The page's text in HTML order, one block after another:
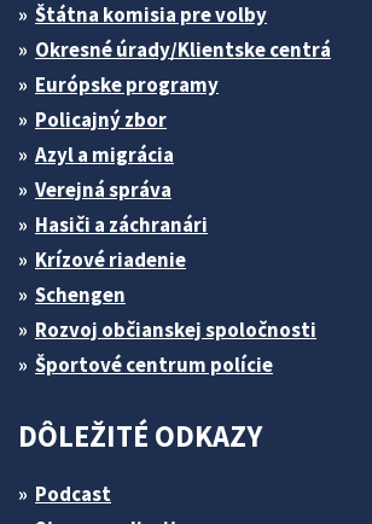
Štátna komisia pre volby
Okresné úrady/Klientske centrá
Európske programy
Policajný zbor
Azyl a migrácia
Verejná správa
Hasiči a záchranári
Krízové riadenie
Schengen
Rozvoj občianskej spoločnosti
Športové centrum polície
DÔLEŽITÉ ODKAZY
Podcast